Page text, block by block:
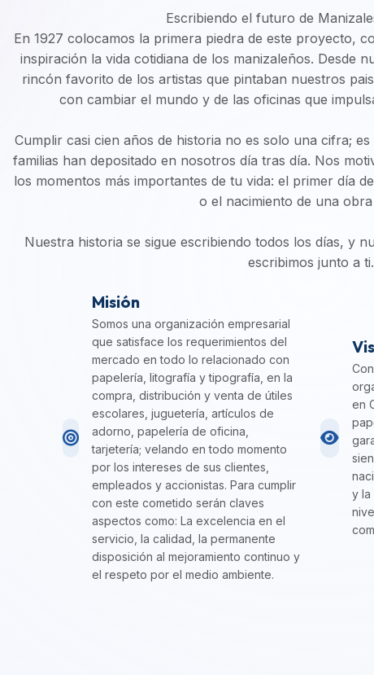
Escribiendo el futuro de
En 1927 colocamos la primera piedra de este proyecto,
inspiración la vida cotidiana de los manizaleños. Desde
rincón favorito de los artistas que pintaban nuestros
con cambiar el mundo y de las oficinas que
Cumplir casi cien años de historia no es solo una cifra;
familias han depositado en nosotros día tras día. Nos
los momentos más importantes de tu vida: el primer día
o el nacimiento de una
Nuestra historia se sigue escribiendo todos los días, y
escribimos junto a ti.
Misión
Somos una organización empresarial
que satisface los requerimientos del
mercado en todo lo relacionado con
papelería, litografía y tipografía, en la
compra, distribución y venta de útiles
escolares, juguetería, artículos de
adorno, papelería de oficina,
tarjetería; velando en todo momento
por los intereses de sus clientes,
empleados y accionistas. Para cumplir
con este cometido serán claves
aspectos como: La excelencia en el
servicio, la calidad, la permanente
disposición al mejoramiento continuo y
el respeto por el medio ambiente.
en
y la